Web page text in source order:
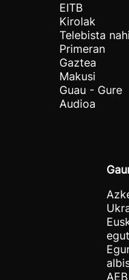
EITB
Kirolak
Telebista
Primeran
Gaztea
Makusi
Guau - Gure
Audioa